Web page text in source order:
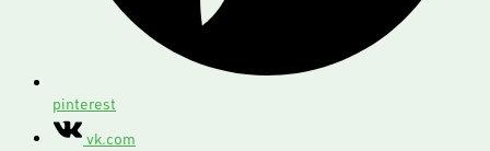
pinterest
vk.com